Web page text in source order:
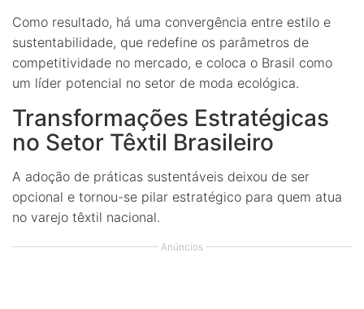
Como resultado, há uma convergência entre estilo e
sustentabilidade, que redefine os parâmetros de
competitividade no mercado, e coloca o Brasil como
um líder potencial no setor de moda ecológica.
Transformações Estratégicas
no Setor Têxtil Brasileiro
A adoção de práticas sustentáveis deixou de ser
opcional e tornou-se pilar estratégico para quem atua
no varejo têxtil nacional.
Anúncios